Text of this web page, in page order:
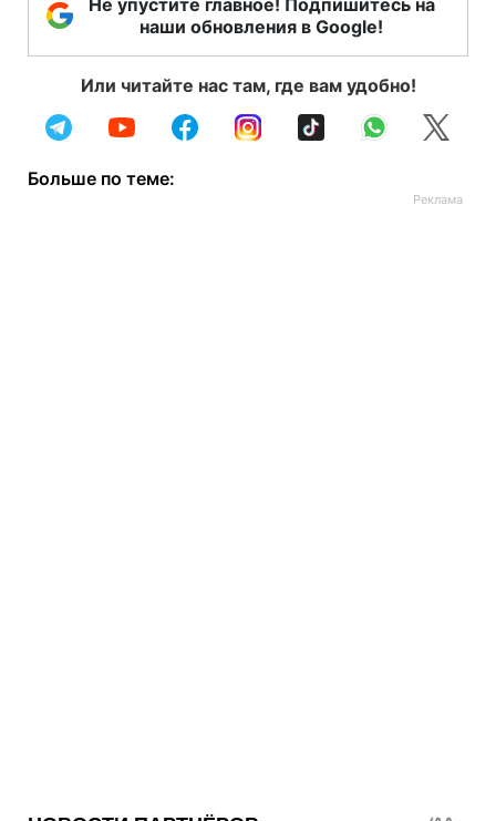
Не упустите главное! Подпишитесь на
наши обновления в Google!
Или читайте нас там, где вам удобно!
Больше по теме: